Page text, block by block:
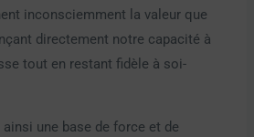
inconsciemment la valeur que
directement notre capacité à
tout en restant fidèle à soi-
une base de force et de